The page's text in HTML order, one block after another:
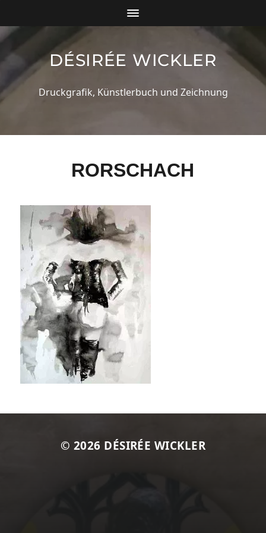
DÉSIRÉE WICKLER
Druckgrafik, Künstlerbuch und Zeichnung
RORSCHACH
© 2026 DÉSIRÉE WICKLER